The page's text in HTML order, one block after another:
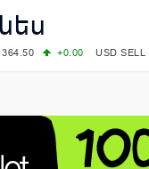
+0.00 USD SELL
- 1759.60
- 3184.00
-0.27
- 17249.00
+0.09